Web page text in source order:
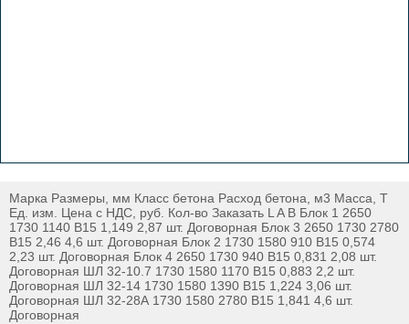
Марка Размеры, мм Класс бетона Расход бетона, м3 Масса, Т
Ед. изм. Цена с НДС, руб. Кол-во Заказать L A B Блок 1 2650
1730 1140 В15 1,149 2,87 шт. Договорная Блок 3 2650 1730 2780
В15 2,46 4,6 шт. Договорная Блок 2 1730 1580 910 В15 0,574
2,23 шт. Договорная Блок 4 2650 1730 940 В15 0,831 2,08 шт.
Договорная ШЛ 32-10.7 1730 1580 1170 В15 0,883 2,2 шт.
Договорная ШЛ 32-14 1730 1580 1390 В15 1,224 3,06 шт.
Договорная ШЛ 32-28А 1730 1580 2780 В15 1,841 4,6 шт.
Договорная